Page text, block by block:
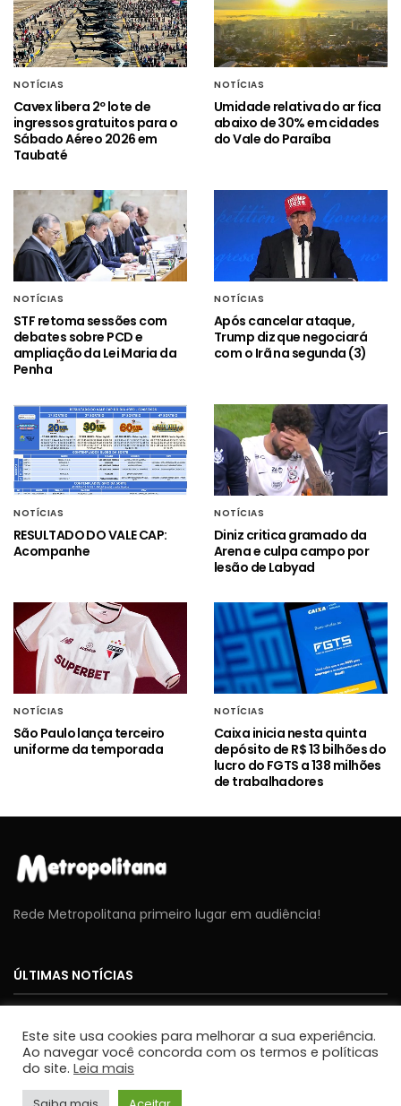
NOTÍCIAS
Cavex libera 2º lote de
ingressos gratuitos para o
Sábado Aéreo 2026 em
Taubaté
NOTÍCIAS
Umidade relativa do ar fica
abaixo de 30% em cidades
do Vale do Paraíba
NOTÍCIAS
STF retoma sessões com
debates sobre PCD e
ampliação da Lei Maria da
Penha
NOTÍCIAS
Após cancelar ataque,
Trump diz que negociará
com o Irã na segunda (3)
NOTÍCIAS
RESULTADO DO VALE CAP:
Acompanhe
NOTÍCIAS
Diniz critica gramado da
Arena e culpa campo por
lesão de Labyad
NOTÍCIAS
São Paulo lança terceiro
uniforme da temporada
NOTÍCIAS
Caixa inicia nesta quinta
depósito de R$ 13 bilhões do
lucro do FGTS a 138 milhões
de trabalhadores
Rede Metropolitana primeiro lugar em audiência!
ÚLTIMAS NOTÍCIAS
Cavex libera 2º lote de ingressos gratuitos para o
Sábado Aéreo 2026 em Taubaté
JORNALISMO
Este site usa cookies para melhorar a sua experiência.
Ao navegar você concorda com os termos e políticas
do site. Leia mais